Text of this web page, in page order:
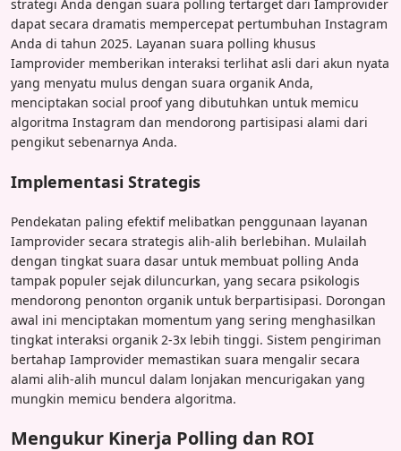
strategi Anda dengan suara polling tertarget dari Iamprovider
dapat secara dramatis mempercepat pertumbuhan Instagram
Anda di tahun 2025. Layanan suara polling khusus
Iamprovider memberikan interaksi terlihat asli dari akun nyata
yang menyatu mulus dengan suara organik Anda,
menciptakan social proof yang dibutuhkan untuk memicu
algoritma Instagram dan mendorong partisipasi alami dari
pengikut sebenarnya Anda.
Implementasi Strategis
Pendekatan paling efektif melibatkan penggunaan layanan
Iamprovider secara strategis alih-alih berlebihan. Mulailah
dengan tingkat suara dasar untuk membuat polling Anda
tampak populer sejak diluncurkan, yang secara psikologis
mendorong penonton organik untuk berpartisipasi. Dorongan
awal ini menciptakan momentum yang sering menghasilkan
tingkat interaksi organik 2-3x lebih tinggi. Sistem pengiriman
bertahap Iamprovider memastikan suara mengalir secara
alami alih-alih muncul dalam lonjakan mencurigakan yang
mungkin memicu bendera algoritma.
Mengukur Kinerja Polling dan ROI